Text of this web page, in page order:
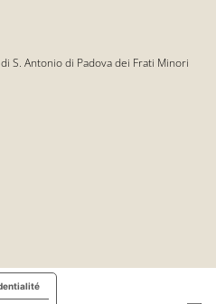
S. Antonio di Padova dei Frati Minori